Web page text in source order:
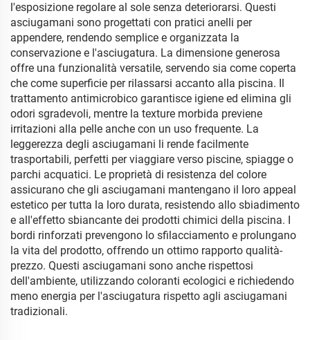
l'esposizione regolare al sole senza deteriorarsi. Questi
asciugamani sono progettati con pratici anelli per
appendere, rendendo semplice e organizzata la
conservazione e l'asciugatura. La dimensione generosa
offre una funzionalità versatile, servendo sia come coperta
che come superficie per rilassarsi accanto alla piscina. Il
trattamento antimicrobico garantisce igiene ed elimina gli
odori sgradevoli, mentre la texture morbida previene
irritazioni alla pelle anche con un uso frequente. La
leggerezza degli asciugamani li rende facilmente
trasportabili, perfetti per viaggiare verso piscine, spiagge o
parchi acquatici. Le proprietà di resistenza del colore
assicurano che gli asciugamani mantengano il loro appeal
estetico per tutta la loro durata, resistendo allo sbiadimento
e all'effetto sbiancante dei prodotti chimici della piscina. I
bordi rinforzati prevengono lo sfilacciamento e prolungano
la vita del prodotto, offrendo un ottimo rapporto qualità-
prezzo. Questi asciugamani sono anche rispettosi
dell'ambiente, utilizzando coloranti ecologici e richiedendo
meno energia per l'asciugatura rispetto agli asciugamani
tradizionali.